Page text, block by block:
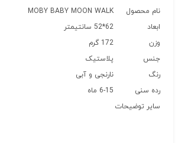
نام محصول
MOBY BABY MOON WALK
ابعاد
62*52 سانتیمتر
وزن
172 گرم
جنس
پلاستیک
رنگ
نارنجی و آبی
رده سنی
6-15 ماه
سایر توضیحات